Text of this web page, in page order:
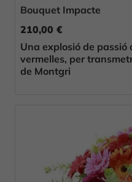
Bouquet Impacte
210,00 €
Una explosió de passió
vermelles, per
de Montgri